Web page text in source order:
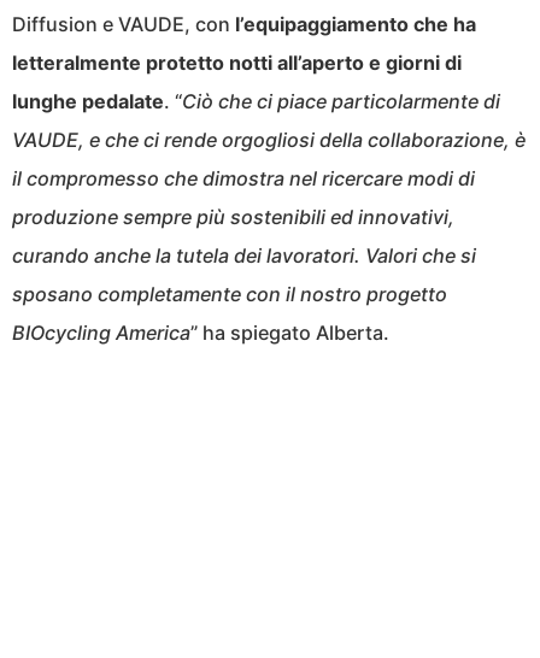
Diffusion e VAUDE, con l’equipaggiamento che ha
letteralmente protetto notti all’aperto e giorni di
lunghe pedalate. “Ciò che ci piace particolarmente di
VAUDE, e che ci rende orgogliosi della collaborazione, è
il compromesso che dimostra nel ricercare modi di
produzione sempre più sostenibili ed innovativi,
curando anche la tutela dei lavoratori. Valori che si
sposano completamente con il nostro progetto
BIOcycling America” ha spiegato Alberta.